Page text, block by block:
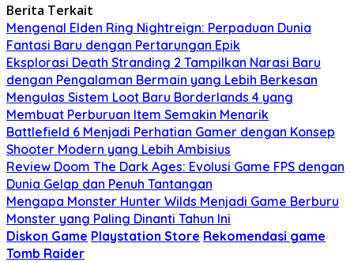
Berita Terkait
Mengenal Elden Ring Nightreign: Perpaduan Dunia
Fantasi Baru dengan Pertarungan Epik
Eksplorasi Death Stranding 2 Tampilkan Narasi Baru
dengan Pengalaman Bermain yang Lebih Berkesan
Mengulas Sistem Loot Baru Borderlands 4 yang
Membuat Perburuan Item Semakin Menarik
Battlefield 6 Menjadi Perhatian Gamer dengan Konsep
Shooter Modern yang Lebih Ambisius
Review Doom The Dark Ages: Evolusi Game FPS dengan
Dunia Gelap dan Penuh Tantangan
Mengapa Monster Hunter Wilds Menjadi Game Berburu
Monster yang Paling Dinanti Tahun Ini
Diskon Game Playstation Store Rekomendasi game
Tomb Raider